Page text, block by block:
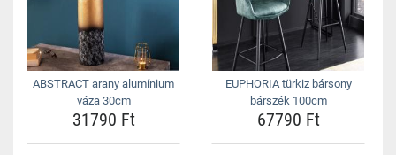
ABSTRACT arany alumínium
váza 30cm
31790 Ft
EUPHORIA türkiz bársony
bárszék 100cm
67790 Ft